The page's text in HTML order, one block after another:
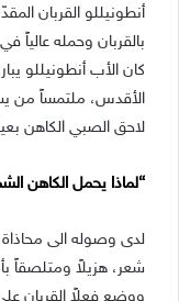
أنطونيللو القربان
بالقربان وحمله عالياً
كان الأب أنطونيللو
الأقدس، ملتمساً من
لاحق الصبي الكاهن
“لماذا يحمل الكاهن
لدى وصوله الى
شعر، هزيلاً ومتلصقاً
ووضع فعلاً القربان